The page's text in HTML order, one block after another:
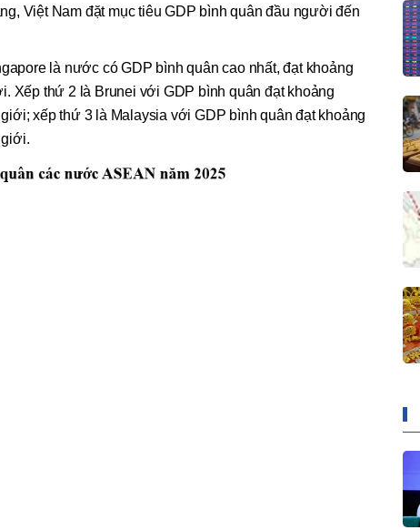
Việt Nam đặt mục tiêu GDP bình quân đầu người đến
là nước có GDP bình quân cao nhất, đạt khoảng
Xếp thứ 2 là Brunei với GDP bình quân đạt khoảng
xếp thứ 3 là Malaysia với GDP bình quân đạt khoảng
giới.